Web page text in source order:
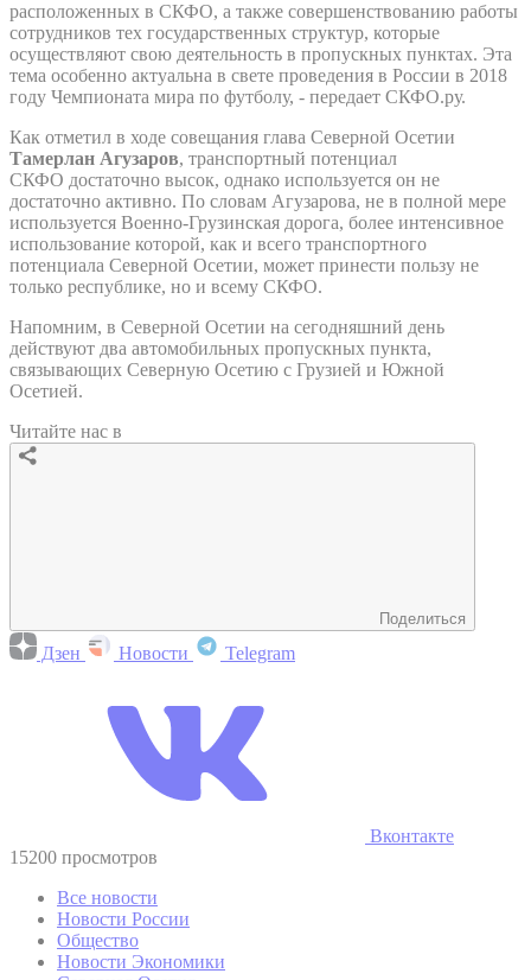
расположенных в СКФО, а также совершенствованию работы
сотрудников тех государственных структур, которые
осуществляют свою деятельность в пропускных пунктах. Эта
тема особенно актуальна в свете проведения в России в 2018
году Чемпионата мира по футболу, - передает СКФО.ру.
Как отметил в ходе совещания глава Северной Осетии
Тамерлан Агузаров, транспортный потенциал
СКФО достаточно высок, однако используется он не
достаточно активно. По словам Агузарова, не в полной мере
используется Военно-Грузинская дорога, более интенсивное
использование которой, как и всего транспортного
потенциала Северной Осетии, может принести пользу не
только республике, но и всему СКФО.
Напомним, в Северной Осетии на сегодняшний день
действуют два автомобильных пропускных пункта,
связывающих Северную Осетию с Грузией и Южной
Осетией.
Читайте нас в
Поделиться
Дзен Новости Telegram
Вконтакте
15200 просмотров
Все новости
Новости России
Общество
Новости Экономики